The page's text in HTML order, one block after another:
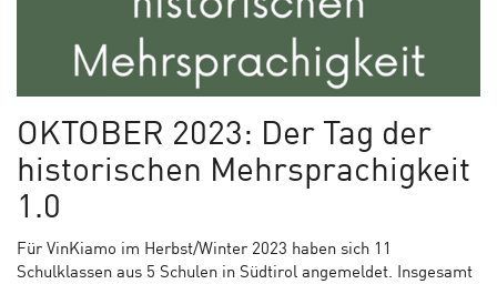
OKTOBER 2023: Der Tag der
historischen Mehrsprachigkeit
1.0
Für VinKiamo im Herbst/Winter 2023 haben sich 11
Schulklassen aus 5 Schulen in Südtirol angemeldet. Insgesamt